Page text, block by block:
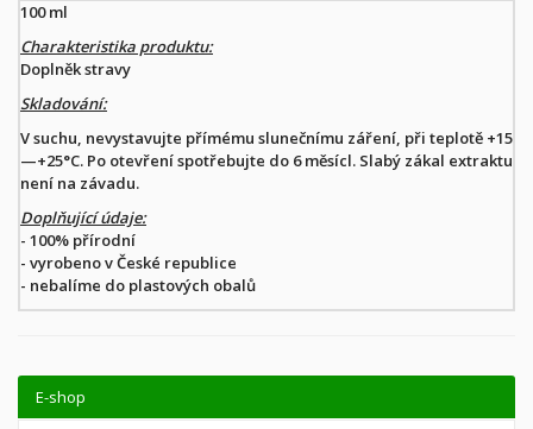
100 ml
Charakteristika produktu:
Doplněk stravy
Skladování:
V suchu, nevystavujte přímému slunečnímu záření, při teplotě +15
—+25°C. Po otevření spotřebujte do 6 měsícl. Slabý zákal extraktu
není na závadu.
Doplňující údaje:
- 100% přírodní
- vyrobeno v České republice
- nebalíme do plastových obalů
E-shop